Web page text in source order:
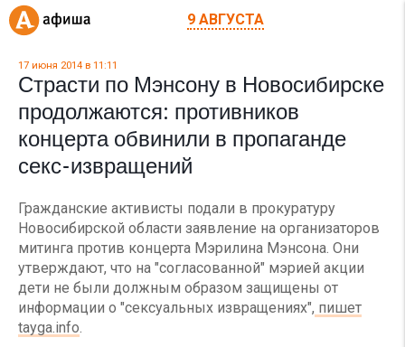
9 АВГУСТА
17 июня 2014 в 11:11
Страсти по Мэнсону в Новосибирске
продолжаются: противников
концерта обвинили в пропаганде
секс-извращений
Гражданские активисты подали в прокуратуру
Новосибирской области заявление на организаторов
митинга против концерта Мэрилина Мэнсона. Они
утверждают, что на "согласованной" мэрией акции
дети не были должным образом защищены от
информации о "сексуальных извращениях", пишет
tayga.info.